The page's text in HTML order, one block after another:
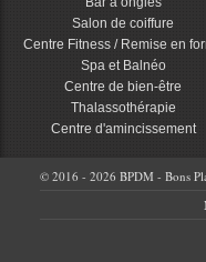
Salon de coiffure
Centre Fitness / Remise en
Spa et Balnéo
Centre de bien-être
Thalassothérapie
Centre d'amincissement
© 2016 - 2026 BPDM - Bons